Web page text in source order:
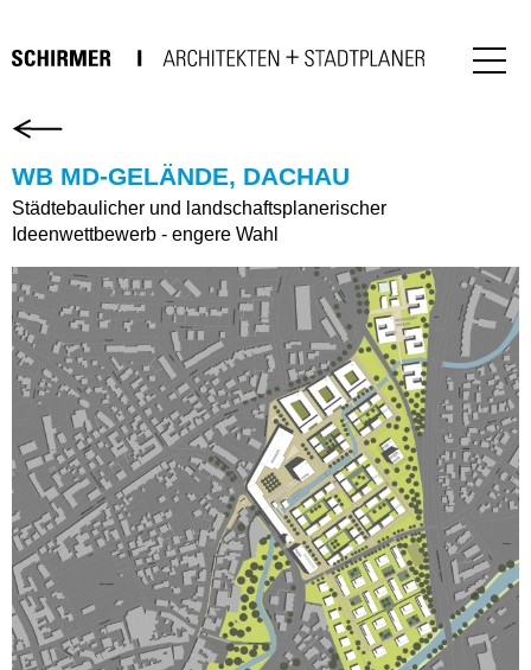
WB MD-GELÄNDE, DACHAU
Städtebaulicher und landschaftsplanerischer
Ideenwettbewerb - engere Wahl